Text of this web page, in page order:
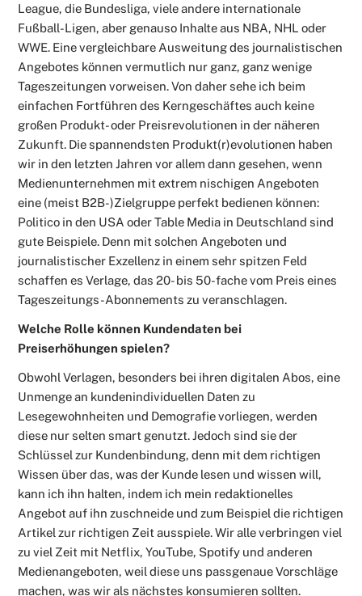
League, die Bundesliga, viele andere internationale
Fußball-Ligen, aber genauso Inhalte aus NBA, NHL oder
WWE. Eine vergleichbare Ausweitung des journalistischen
Angebotes können vermutlich nur ganz, ganz wenige
Tageszeitungen vorweisen. Von daher sehe ich beim
einfachen Fortführen des Kerngeschäftes auch keine
großen Produkt- oder Preisrevolutionen in der näheren
Zukunft. Die spannendsten Produkt(r)evolutionen haben
wir in den letzten Jahren vor allem dann gesehen, wenn
Medienunternehmen mit extrem nischigen Angeboten
eine (meist B2B-)Zielgruppe perfekt bedienen können:
Politico in den USA oder Table Media in Deutschland sind
gute Beispiele. Denn mit solchen Angeboten und
journalistischer Exzellenz in einem sehr spitzen Feld
schaffen es Verlage, das 20- bis 50-fache vom Preis eines
Tageszeitungs-Abonnements zu veranschlagen.
Welche Rolle können Kundendaten bei
Preiserhöhungen spielen?
Obwohl Verlagen, besonders bei ihren digitalen Abos, eine
Unmenge an kundenindividuellen Daten zu
Lesegewohnheiten und Demografie vorliegen, werden
diese nur selten smart genutzt. Jedoch sind sie der
Schlüssel zur Kundenbindung, denn mit dem richtigen
Wissen über das, was der Kunde lesen und wissen will,
kann ich ihn halten, indem ich mein redaktionelles
Angebot auf ihn zuschneide und zum Beispiel die richtigen
Artikel zur richtigen Zeit ausspiele. Wir alle verbringen viel
zu viel Zeit mit Netflix, YouTube, Spotify und anderen
Medienangeboten, weil diese uns passgenaue Vorschläge
machen, was wir als nächstes konsumieren sollten.